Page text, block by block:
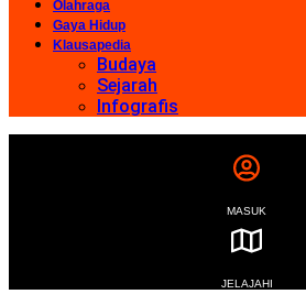
Olahraga
Gaya Hidup
Klausapedia
Budaya
Sejarah
Infografis
MASUK
JELAJAHI